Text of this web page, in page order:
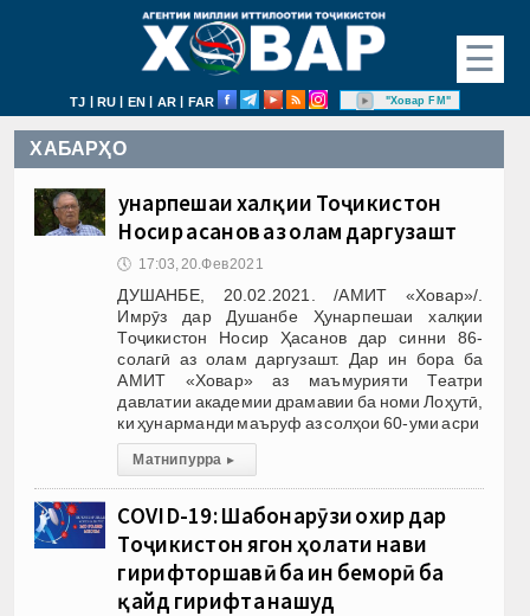
☰
TJ | RU | EN | AR | FAR "Ховар FM"
ХАБАРҲО
Ҳунарпешаи халқии Тоҷикистон
Носир Ҳасанов аз олам даргузашт
🕔 17:03, 20.Фев 2021
ДУШАНБЕ, 20.02.2021. /АМИТ «Ховар»/.
Имрӯз дар Душанбе Ҳунарпешаи халқии
Тоҷикистон Носир Ҳасанов дар синни 86-
солагӣ аз олам даргузашт. Дар ин бора ба
АМИТ «Ховар» аз маъмурияти Театри
давлатии академии драмавии ба номи Лоҳутӣ,
ки ҳунарманди маъруф аз солҳои 60-уми асри
Матни пурра ▸
COVID-19: Шабонарӯзи охир дар
Тоҷикистон ягон ҳолати нави
гирифторшавӣ ба ин беморӣ ба
қайд гирифта нашуд